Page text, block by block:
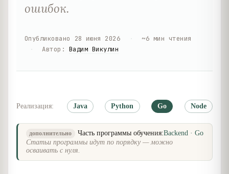
ошибок.
Опубликовано 28 июня 2026 ~6 мин чтения
Автор : Вадим Викулин
Реализация: Java Python Go Node
дополнительно Часть программы обучения:Backend · Go
Статьи программы идут по порядку — можно
осваивать с нуля.